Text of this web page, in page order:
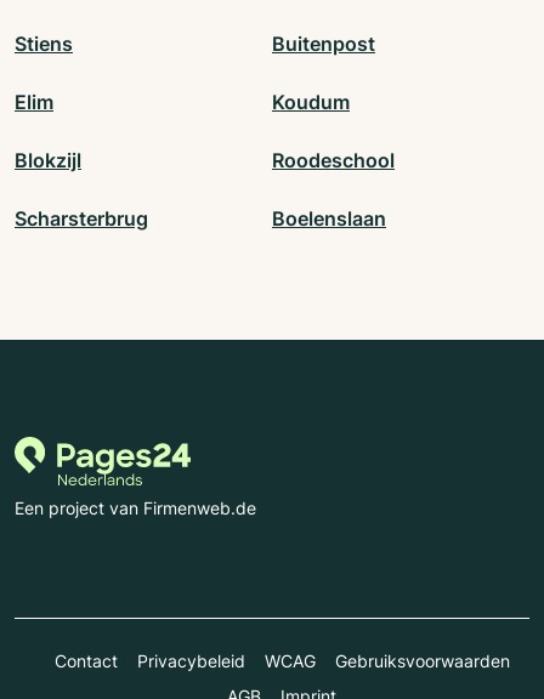
Stiens Buitenpost
Elim Koudum
Blokzijl Roodeschool
Scharsterbrug Boelenslaan
Een project van Firmenweb.de
Contact Privacybeleid WCAG
Gebruiksvoorwaarden